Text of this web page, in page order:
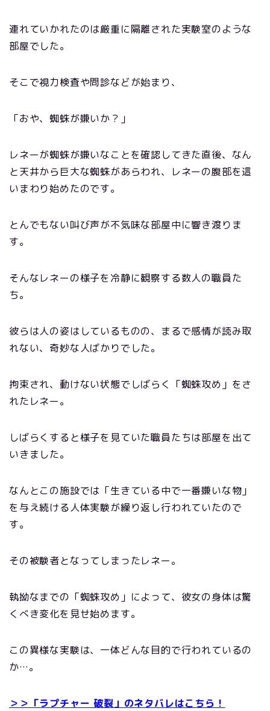
連れていかれたのは厳重に隔離された実験室のような
部屋でした。
そこで視力検査や問診などが始まり、
「おや、蜘蛛が嫌いか？」
レネーが蜘蛛が嫌いなことを確認してきた直後、なん
と天井から巨大な蜘蛛があらわれ、レネーの腹部を這
いまわり始めたのです。
とんでもない叫び声が不気味な部屋中に響き渡りま
す。
そんなレネーの様子を冷静に観察する数人の職員た
ち。
彼らは人の姿はしているものの、まるで感情が読み取
れない、奇妙な人ばかりでした。
拘束され、動けない状態でしばらく「蜘蛛攻め」をさ
れたレネー。
しばらくすると様子を見ていた職員たちは部屋を出て
いきました。
なんとこの施設では「生きている中で一番嫌いな物」
を与え続ける人体実験が繰り返し行われていたので
す。
その被験者となってしまったレネー。
執拗なまでの「蜘蛛攻め」によって、彼女の身体は驚
くべき変化を見せ始めます。
この異様な実験は、一体どんな目的で行われているの
か…。
＞＞「ラプチャー 破裂」のネタバレはこちら！